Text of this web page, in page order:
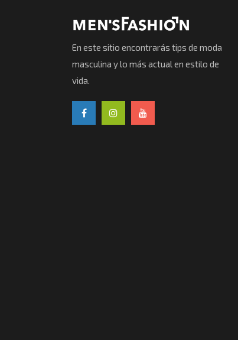
En este sitio encontrarás tips de moda
masculina y lo más actual en estilo de
vida.